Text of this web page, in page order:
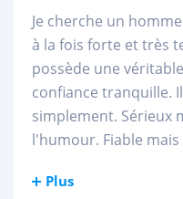
Je cherche un
à la fois forte et très
possède une
confiance tranquille.
simplement. Sérieux
l'humour. Fiable mais
Plus